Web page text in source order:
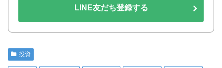
LINE友だち登録する
投資